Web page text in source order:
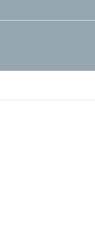
zum
MENU